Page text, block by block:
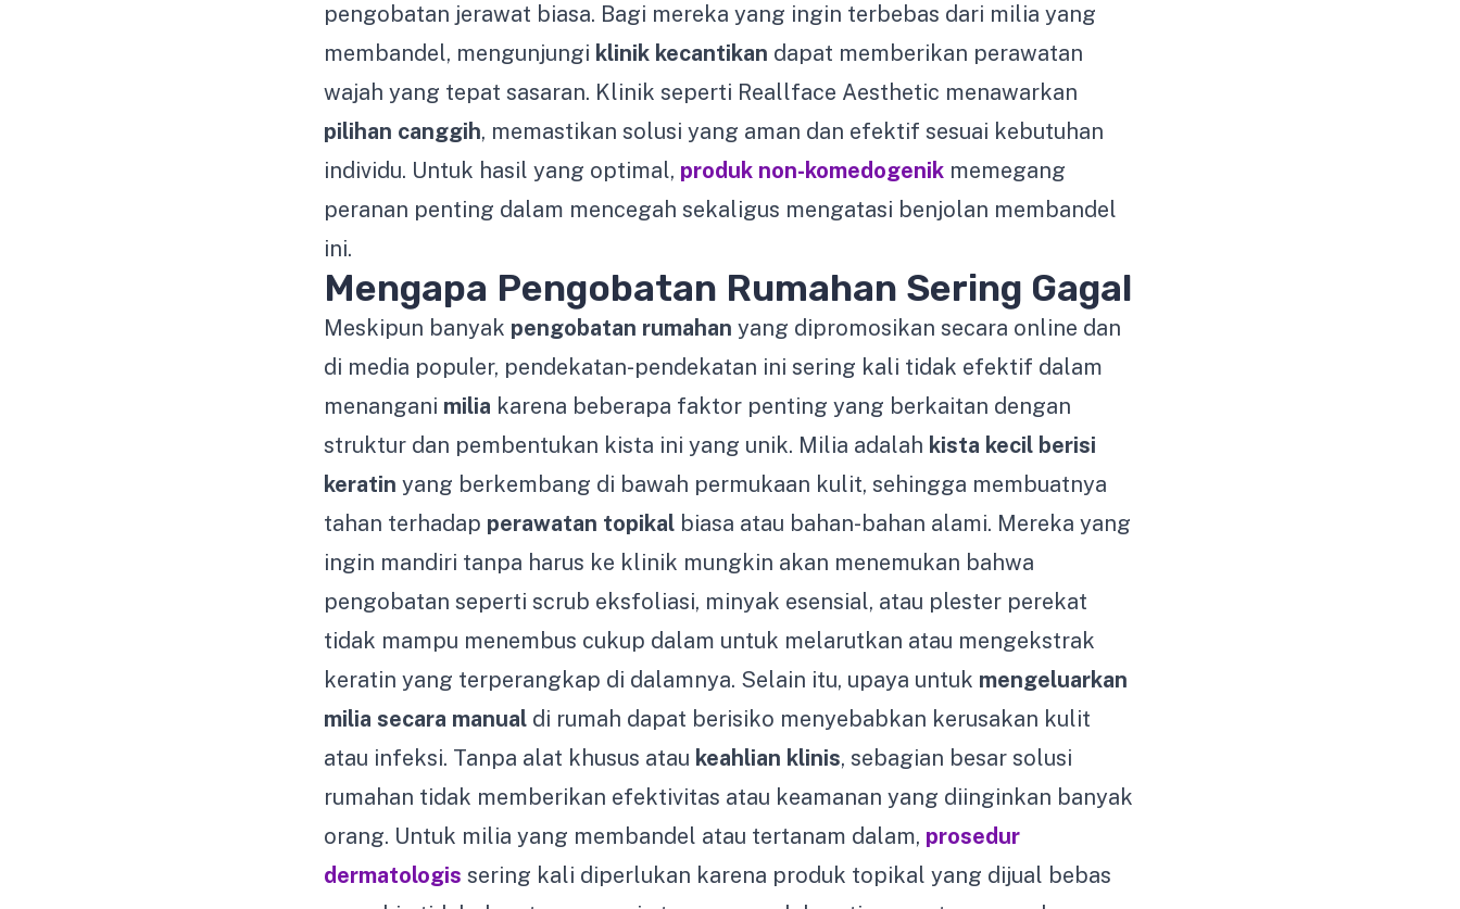
pengobatan jerawat biasa. Bagi mereka yang ingin terbebas dari milia yang
membandel, mengunjungi klinik kecantikan dapat memberikan perawatan
wajah yang tepat sasaran. Klinik seperti Reallface Aesthetic menawarkan
pilihan canggih, memastikan solusi yang aman dan efektif sesuai kebutuhan
individu. Untuk hasil yang optimal, produk non-komedogenik memegang
peranan penting dalam mencegah sekaligus mengatasi benjolan membandel
ini.
Mengapa Pengobatan Rumahan Sering Gagal
Meskipun banyak pengobatan rumahan yang dipromosikan secara online dan
di media populer, pendekatan-pendekatan ini sering kali tidak efektif dalam
menangani milia karena beberapa faktor penting yang berkaitan dengan
struktur dan pembentukan kista ini yang unik. Milia adalah kista kecil berisi
keratin yang berkembang di bawah permukaan kulit, sehingga membuatnya
tahan terhadap perawatan topikal biasa atau bahan-bahan alami. Mereka yang
ingin mandiri tanpa harus ke klinik mungkin akan menemukan bahwa
pengobatan seperti scrub eksfoliasi, minyak esensial, atau plester perekat
tidak mampu menembus cukup dalam untuk melarutkan atau mengekstrak
keratin yang terperangkap di dalamnya. Selain itu, upaya untuk mengeluarkan
milia secara manual di rumah dapat berisiko menyebabkan kerusakan kulit
atau infeksi. Tanpa alat khusus atau keahlian klinis, sebagian besar solusi
rumahan tidak memberikan efektivitas atau keamanan yang diinginkan banyak
orang. Untuk milia yang membandel atau tertanam dalam, prosedur
dermatologis sering kali diperlukan karena produk topikal yang dijual bebas